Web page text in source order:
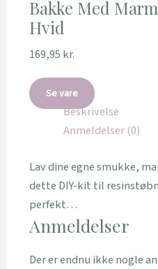
Bakke Med
Hvid
169,95 kr.
Se vare
Beskrivelse
Anmeldelser (0)
Lav dine egne smukke,
dette DIY-kit til
perfekt…
Anmeldelser
Der er endnu ikke nogle